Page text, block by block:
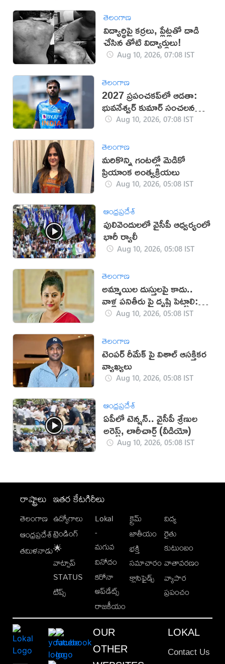
తెలంగాణ
విద్యార్థిపై కర్రలు, ప్లేట్లతో దాడి
చేసిన తోటి విద్యార్థులు!
Aug 10, 2026, 07:08 IST
తెలంగాణ
2027 ప్రపంచకప్‌లో ఆడతా:
భువనేశ్వర్ కుమార్ సంచలన
ప్రకటనAug 10, 2026, 07:08 IST
తెలంగాణ
మరికొన్ని గంటల్లో మెడికో
ప్రియాంక అంత్యక్రియలు
Aug 10, 2026, 05:08 IST
ఆంధ్రప్రదేశ్
పులివెందులలో వైసీపీ ఆధ్వర్యంలో
భారీ ర్యాలీ
Aug 10, 2026, 05:08 IST
తెలంగాణ
అమ్మాయిల దుస్తులపై కాదు..
వాళ్ల పనితీరు పై దృష్టి పెట్టాలి:
స్మీతా సబర్వాల్
Aug 10, 2026, 05:08 IST
తెలంగాణ
టెంపర్ రీమేక్ పై విశాల్ ఆసక్తికర
వ్యాఖ్యలు
Aug 10, 2026, 05:08 IST
ఆంధ్రప్రదేశ్
ఏపీలో టెన్షన్.. వైసీపీ శ్రేణుల
అరెస్ట్, లాఠీచార్జ్‌ (వీడియో)
Aug 10, 2026, 05:08 IST
రాష్ట్రాలు
తెలంగాణ
ఆంధ్రప్రదేశ్
తమిళనాడు
ఇతర కేటగిరీలు
ఉద్యోగాలు
ట్రెండింగ్
🌟
వాట్సాప్
STATUS
టిప్స్
Lokal
-
మగువ
వినోదం
కరోనా
అప్‌డేట్స్
రాజకీయం
క్రైమ్
జాతీయం
భక్తి
సమాచారం
క్లాసిఫైడ్స్
విద్య
రైతు
కుటుంబం
వాతావరణం
వ్యాపార
ప్రపంచం
OUR
OTHER
LOKAL
Contact Us